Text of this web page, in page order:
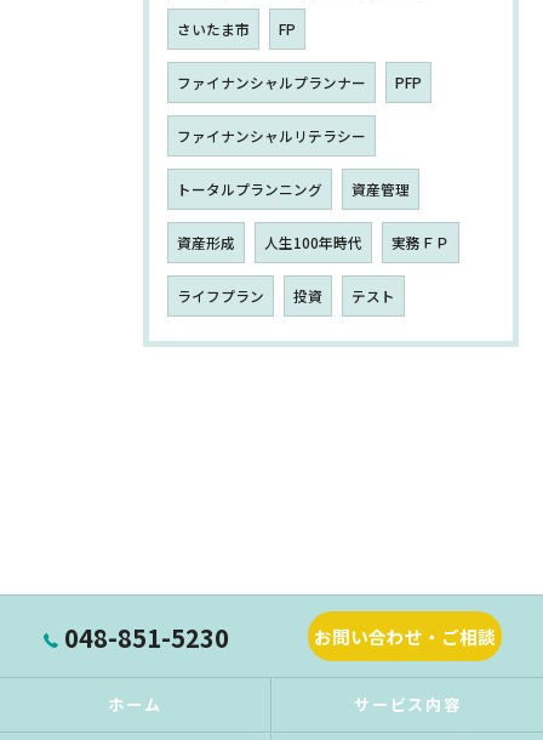
さいたま市 FP
ファイナンシャルプランナー PFP
ファイナンシャルリテラシー
トータルプランニング 資産管理
資産形成 人生100年時代 実務ＦＰ
ライフプラン 投資 テスト
048-851-5230 お問い合わせ・ご相談
ホーム サービス内容